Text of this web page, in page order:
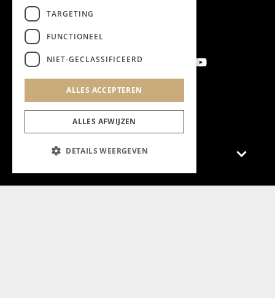
Aanmelden nieuwsbrief
Magazine
TARGETING
FUNCTIONEEL
NIET-GECLASSIFICEERD
ALLES ACCEPTEREN
ALLES AFWIJZEN
DETAILS WEERGEVEN